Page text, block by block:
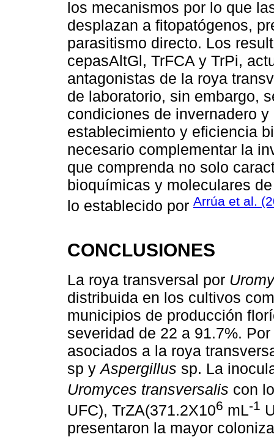
los mecanismos por lo que
desplazan a fitopatógenos,
parasitismo directo. Los
cepasAltGl, TrFCA y TrPi,
antagonistas de la roya
de laboratorio, sin embargo,
condiciones de invernadero
establecimiento y eficiencia
necesario complementar la
que comprenda no solo
bioquímicas y moleculares
lo establecido por Arrúa et al.
CONCLUSIONES
La roya transversal por
distribuida en los cultivos
municipios de producción
severidad de 22 a 91.7%.
asociados a la roya
sp yAspergillus sp. La
Uromyces transversalis con
UFC), TrZA(371.2X106 mL-1
presentaron la mayor